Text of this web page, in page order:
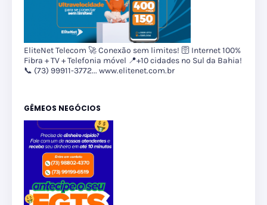
EliteNet Telecom 🚀 Conexão sem limites! 🛜 Internet 100%
Fibra + TV + Telefonia móvel 📍+10 cidades no Sul da Bahia!
📞 (73) 99911-3772... www.elitenet.com.br
GÊMEOS NEGÓCIOS